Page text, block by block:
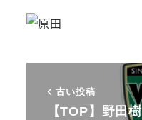
古い投稿
【TOP】野田